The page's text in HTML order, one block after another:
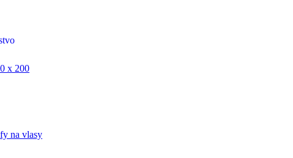
na vlasy
x 200